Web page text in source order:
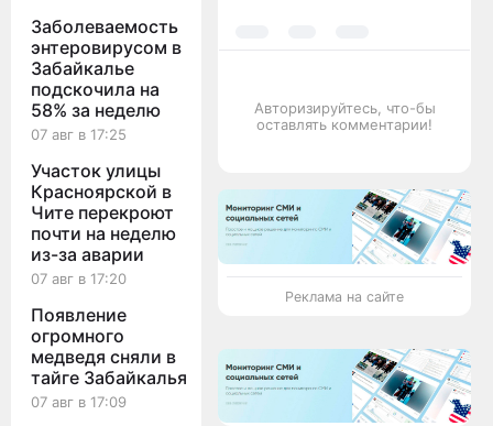
Заболеваемость
энтеровирусом в
Забайкалье
подскочила на
58% за неделю
07 авг в 17:25
Участок улицы
Красноярской в
Чите перекроют
почти на неделю
из-за аварии
07 авг в 17:20
Появление
огромного
медведя сняли в
тайге Забайкалья
07 авг в 17:09
Авторизируйтесь, что-бы
оставлять комментарии!
Реклама на сайте